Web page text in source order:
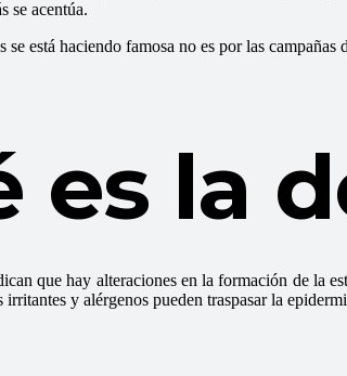
se acentúa.
se está haciendo famosa no es por las
es la
que hay alteraciones en la formación de la
irritantes y alérgenos pueden traspasar la